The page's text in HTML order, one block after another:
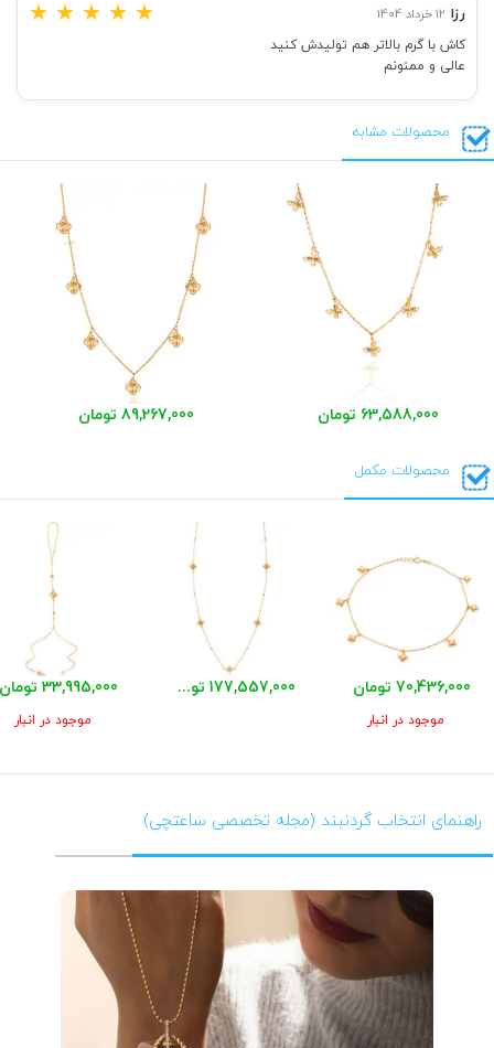
رزا 12 خرداد 1404 ★ ★ ★ ★ ★
کاش با گرم بالاتر هم تولیدش کنید
عالی و ممنونم
محصولات مشابه
63,588,000 تومان 89,267,000 تومان
محصولات مکمل
70,436,000 تومان
موجود در انبار
177,557,000 تومان 33,995,000 تومان
موجود در انبار
راهنمای انتخاب گردنبند (مجله تخصصی ساعتچی)